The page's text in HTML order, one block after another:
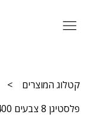
קטלוג המוצרים >
פלסטיגן 8 צבעים 400 גרם